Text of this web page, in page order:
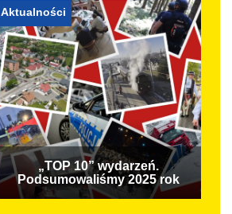
Aktualności
„TOP 10” wydarzeń.
Podsumowaliśmy 2025 rok